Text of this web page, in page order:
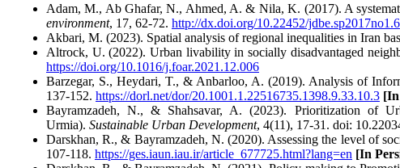
Adam, M., Ab Ghafar, N., Ahmed, A. & Nila, K. (2017). A
environment, 17, 62-72. http://dx.doi.org/10.22452/jdbe.sp2017no1.6
Akbari, M. (2023). Spatial analysis of regional inequalities in Iran
Altrock, U. (2022). Urban livability in socially disadvantaged
https://doi.org/10.1016/j.foar.2021.12.006
Barzegar, S., Heydari, T., & Anbarloo, A. (2019). Analysis of
137-152. https://dorl.net/dor/20.1001.1.22516735.1398.9.33.10.3
Bayramzadeh, N., & Shahsavar, A. (2023). Prioritization of
Urmia). Sustainable Urban Development, 4(11), 17-31. doi:
Darskhan, R., & Bayramzadeh, N. (2020). Assessing the level of
107-118. https://ges.iaun.iau.ir/article_677725.html?lang=en [In